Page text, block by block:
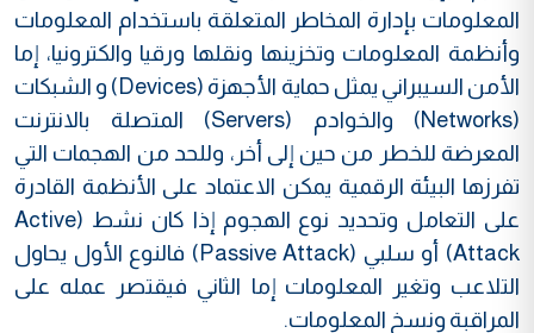
المعلومات بإدارة المخاطر المتعلقة باستخدام المعلومات
وأنظمة المعلومات وتخزينها ونقلها ورقيا والكترونيا، إما
الأمن السيبراني يمثل حماية الأجهزة (Devices) و الشبكات
(Networks) والخوادم (Servers) المتصلة بالانترنت
المعرضة للخطر من حين إلى أخر، وللحد من الهجمات التي
تفرزها البيئة الرقمية يمكن الاعتماد على الأنظمة القادرة
على التعامل وتحديد نوع الهجوم إذا كان نشط (Active
Attack) أو سلبي (Passive Attack) فالنوع الأول يحاول
التلاعب وتغير المعلومات إما الثاني فيقتصر عمله على
المراقبة ونسخ المعلومات.